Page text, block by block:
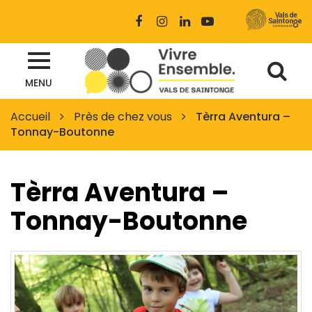
Lien
compte
Facebook
Lien
le
compte
Instagram
Lien
le
compte
Linkedin
chaîne
Youtube
MENU Site
officiel
des
Vals
de
Saintonge
à
la
Accueil Près de chez vous
Tèrra Aventura –
Tonnay-Boutonne
Tèrra Aventura –
Tonnay-Boutonne